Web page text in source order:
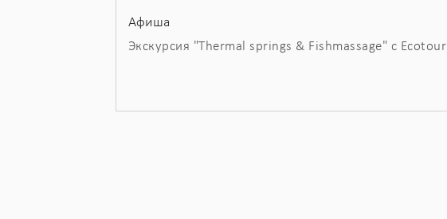
Афиша
Экскурсия "Thermal springs & Fishmassage" с Ecotour